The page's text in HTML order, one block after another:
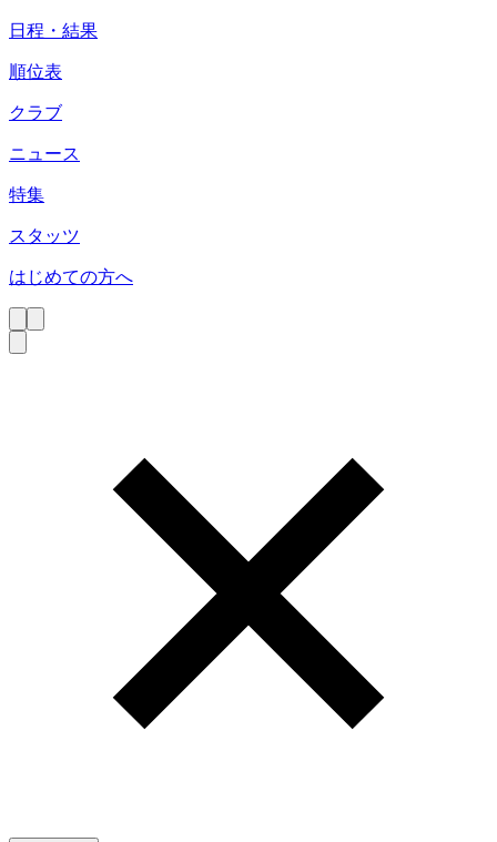
日程・結果
順位表
クラブ
ニュース
特集
スタッツ
はじめての方へ